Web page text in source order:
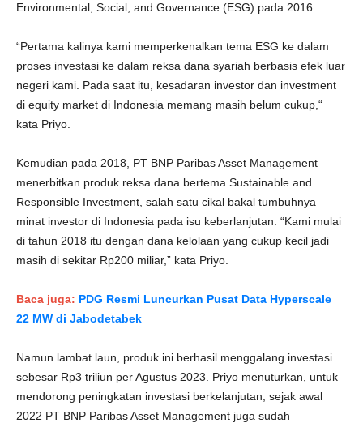
Environmental, Social, and Governance (ESG) pada 2016.
“Pertama kalinya kami memperkenalkan tema ESG ke dalam
proses investasi ke dalam reksa dana syariah berbasis efek luar
negeri kami. Pada saat itu, kesadaran investor dan investment
di equity market di Indonesia memang masih belum cukup,“
kata Priyo.
Kemudian pada 2018, PT BNP Paribas Asset Management
menerbitkan produk reksa dana bertema Sustainable and
Responsible Investment, salah satu cikal bakal tumbuhnya
minat investor di Indonesia pada isu keberlanjutan. “Kami mulai
di tahun 2018 itu dengan dana kelolaan yang cukup kecil jadi
masih di sekitar Rp200 miliar,” kata Priyo.
Baca juga: PDG Resmi Luncurkan Pusat Data Hyperscale
22 MW di Jabodetabek
Namun lambat laun, produk ini berhasil menggalang investasi
sebesar Rp3 triliun per Agustus 2023. Priyo menuturkan, untuk
mendorong peningkatan investasi berkelanjutan, sejak awal
2022 PT BNP Paribas Asset Management juga sudah